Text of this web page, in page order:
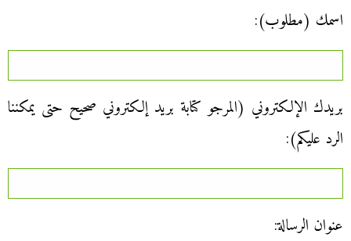
اسمك (مطلوب):
بريدك الإلكتروني (المرجو كتابة بريد إلكتروني صحيح حتى يمكننا
الرد عليكم):
عنوان الرسالة: